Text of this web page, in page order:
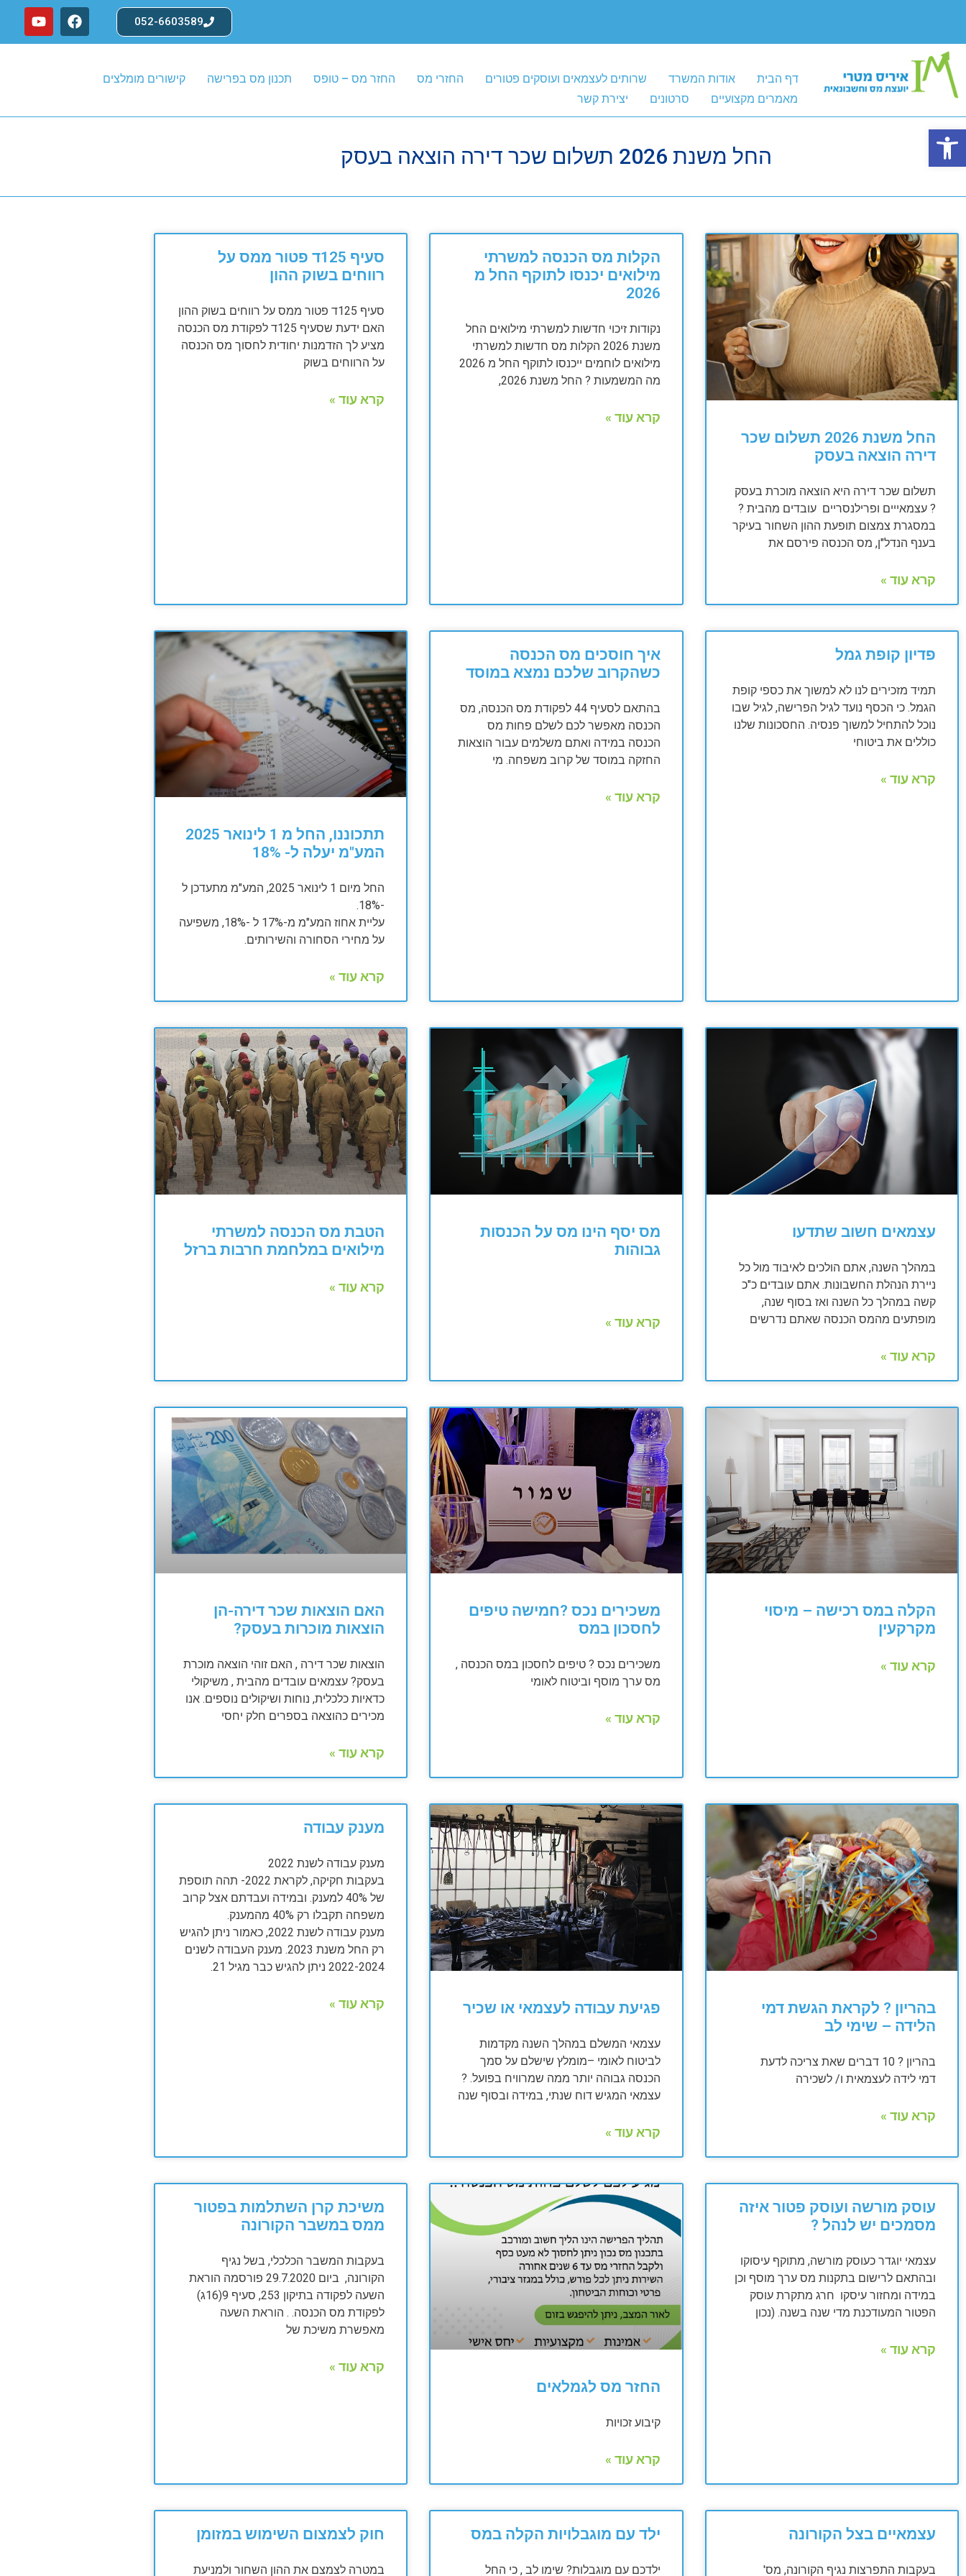
פתח סרגל נגישות
052-6603589
דף הבית אודות המשרד שרותים לעצמאים ועוסקים פטורים החזרי מס החזר מס – טופס תכנון מס בפרישה
קישורים מומלצים
מאמרים מקצועיים
סרטונים יצירת קשר
החל משנת 2026 תשלום שכר דירה הוצאה בעסק
החל משנת 2026 תשלום שכר
דירה הוצאה בעסק
תשלום שכר דירה היא הוצאה מוכרת בעסק
? עצמאייים ופרילנסריים עובדים מהבית ?
במסגרת צמצום תופעת ההון השחור בעיקר
בענף הנדל"ן, מס הכנסה פירסם את
קרא עוד »
הקלות מס הכנסה למשרתי
מילואים יכנסו לתוקף החל מ
2026
נקודות זיכוי חדשות למשרתי מילואים החל
משנת 2026 הקלות מס חדשות למשרתי
מילואים לוחמים ייכנסו לתוקף החל מ 2026
מה המשמעות ? החל משנת 2026,
קרא עוד »
סעיף 125ד פטור ממס על
רווחים בשוק ההון
סעיף 125ד פטור ממס על רווחים בשוק ההון
האם ידעת שסעיף 125ד לפקודת מס הכנסה
מציע לך הזדמנות יחודית לחסוך מס הכנסה
על הרווחים בשוק
קרא עוד »
פדיון קופת גמל
תמיד מזכירים לנו לא למשוך את כספי קופת
הגמל. כי הכסף נועד לגיל הפרישה, לגיל שבו
נוכל להתחיל למשוך פנסיה. החסכונות שלנו
כוללים את ביטוחי
קרא עוד »
איך חוסכים מס הכנסה
כשהקרוב שלכם נמצא במוסד
בהתאם לסעיף 44 לפקודת מס הכנסה, מס
הכנסה מאפשר לכם לשלם פחות מס
הכנסה במידה ואתם משלמים עבור הוצאות
החזקה במוסד של קרוב משפחה. מי
קרא עוד »
תתכוננו, החל מ 1 לינואר 2025
המע"מ יעלה ל- 18%
החל מיום 1 לינואר 2025, המע"מ מתעדכן ל
-18%.
עליית אחוז המע"מ מ-17% ל -18%, משפיעה
על מחירי הסחורה והשירותים.
קרא עוד »
עצמאים חשוב שתדעו
במהלך השנה, אתם הולכים לאיבוד מול כל
ניירת הנהלת החשבונות. אתם עובדים כ"כ
קשה במהלך כל השנה ואז בסוף שנה,
מופתעים מהמס הכנסה שאתם נדרשים
קרא עוד »
מס יסף הינו מס על הכנסות
גבוהות
קרא עוד »
הטבת מס הכנסה למשרתי
מילואים במלחמת חרבות ברזל
קרא עוד »
הקלה במס רכישה – מיסוי
מקרקעין
קרא עוד »
משכירים נכס ?חמישה טיפים
לחסכון במס
משכירים נכס ? טיפים לחסכון במס הכנסה ,
מס ערך מוסף וביטוח לאומי
קרא עוד »
האם הוצאות שכר דירה-הן
הוצאות מוכרות בעסק?
הוצאות שכר דירה , האם זוהי הוצאה מוכרת
בעסק? עצמאים עובדים מהבית , משיקולי
כדאיות כלכלית, נוחות ושיקולים נוספים. אנו
מכירים כהוצאה בספרים חלק יחסי
קרא עוד »
בהריון ? לקראת הגשת דמי
הלידה – שימי לב
בהריון ? 10 דברים שאת צריכה לדעת
דמי לידה לעצמאית ו/ לשכירה
קרא עוד »
פגיעת עבודה לעצמאי או שכיר
עצמאי המשלם במהלך השנה מקדמות
לביטוח לאומי –מומלץ שישלם על סמך
הכנסה גבוהה יותר ממה שמרוויח בפועל. ?
עצמאי המגיש דוח שנתי, במידה ובסוף שנה
קרא עוד »
מענק עבודה
מענק עבודה לשנת 2022
בעקבות חקיקה, לקראת 2022- תהה תוספת
של 40% למענק. ובמידה ועבדתם אצל קרוב
משפחה תקבלו רק 40% מהמענק.
מענק עבודה לשנת 2022, כאמור ניתן להגיש
רק החל משנת 2023. מענק העבודה לשנים
2022-2024 ניתן להגיש כבר מגיל 21.
קרא עוד »
עוסק מורשה ועוסק פטור איזה
מסמכים יש לנהל ?
עצמאי יוגדר כעוסק מורשה, מתוקף עיסוקו
ובהתאם לרישום בתקנות מס ערך מוסף וכן
במידה ומחזור עיסקו חרג מתקרת עוסק
הפטור המעודכנת מדי שנה בשנה. (נכון
קרא עוד »
החזר מס לגמלאים
קיבוע זכויות
קרא עוד »
משיכת קרן השתלמות בפטור
ממס במשבר הקורונה
בעקבות המשבר הכלכלי, בשל נגיף
הקורונה, ביום 29.7.2020 פורסמה הוראת
השעה לפקודה בתיקון 253, סעיף 9(16ג)
לפקודת מס הכנסה. . הוראת השעה
מאפשרת משיכת של
קרא עוד »
עצמאיים בצל הקורונה
בעקבות התפרצות נגיף הקורונה, מס'
ילד עם מוגבלויות הקלה במס
ילדכם עם מוגבלות? שימו לב , כי החל
חוק לצמצום השימוש במזומן
במטרה לצמצם את ההון השחור ולמניעת